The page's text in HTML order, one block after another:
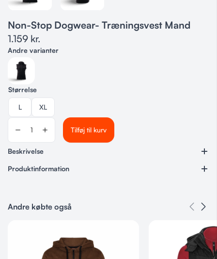
Non-Stop Dogwear- Træningsvest Mand
1.159 kr.
Andre varianter
Størrelse
L XL
Tilføj til kurv
Beskrivelse
Produktinformation
Kategorier
Andre købte også